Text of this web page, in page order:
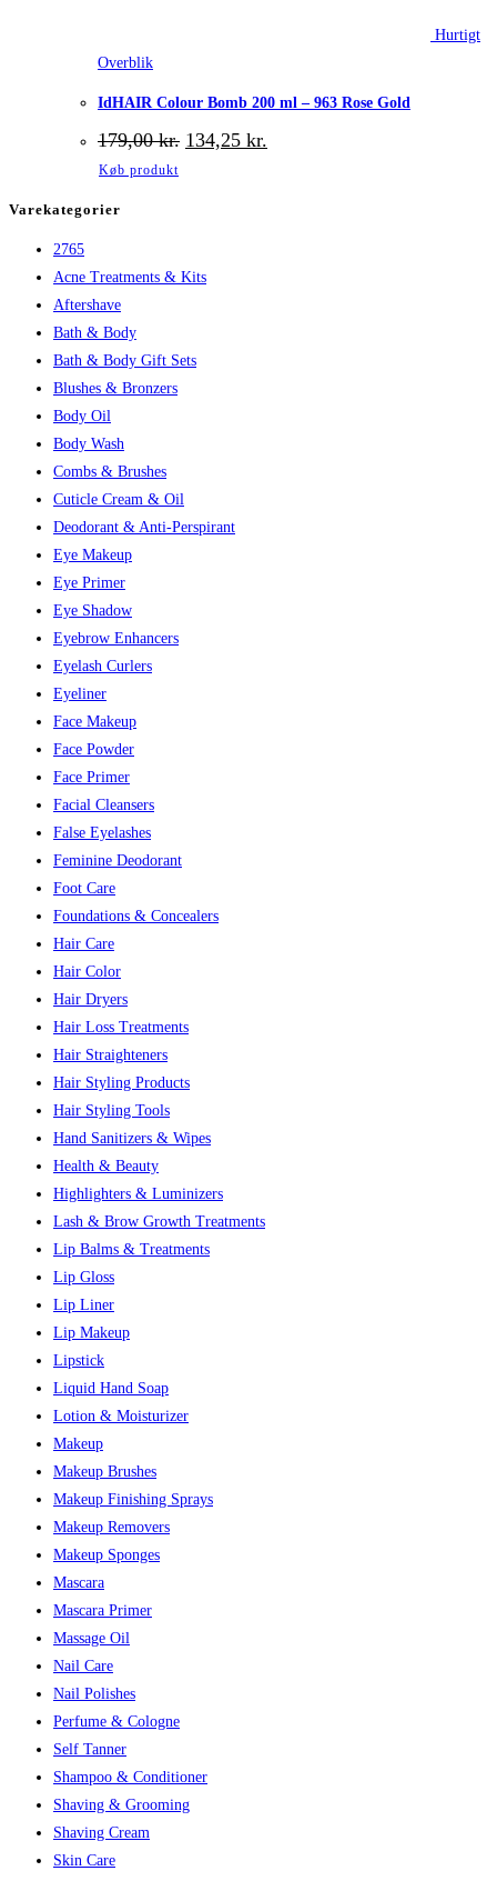
Hurtigt
Overblik
IdHAIR Colour Bomb 200 ml – 963 Rose Gold
179,00kr. Den
oprindelige
134,25 kr.
aktuelle
Køb produkt
Varekategorier
2765
Acne Treatments & Kits
Aftershave
Bath & Body
Bath & Body Gift Sets
Blushes & Bronzers
Body Oil
Body Wash
Combs & Brushes
Cuticle Cream & Oil
Deodorant & Anti-Perspirant
Eye Makeup
Eye Primer
Eye Shadow
Eyebrow Enhancers
Eyelash Curlers
Eyeliner
Face Makeup
Face Powder
Face Primer
Facial Cleansers
False Eyelashes
Feminine Deodorant
Foot Care
Foundations & Concealers
Hair Care
Hair Color
Hair Dryers
Hair Loss Treatments
Hair Straighteners
Hair Styling Products
Hair Styling Tools
Hand Sanitizers & Wipes
Health & Beauty
Highlighters & Luminizers
Lash & Brow Growth Treatments
Lip Balms & Treatments
Lip Gloss
Lip Liner
Lip Makeup
Lipstick
Liquid Hand Soap
Lotion & Moisturizer
Makeup
Makeup Brushes
Makeup Finishing Sprays
Makeup Removers
Makeup Sponges
Mascara
Mascara Primer
Massage Oil
Nail Care
Nail Polishes
Perfume & Cologne
Self Tanner
Shampoo & Conditioner
Shaving & Grooming
Shaving Cream
Skin Care